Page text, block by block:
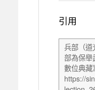
引用